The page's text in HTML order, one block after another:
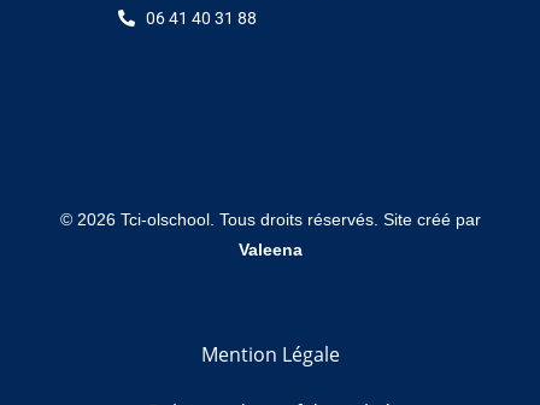
06 41 40 31 88
© 2026Tci-olschool. Tous droits réservés. Site créé par
Valeena
Mention Légale